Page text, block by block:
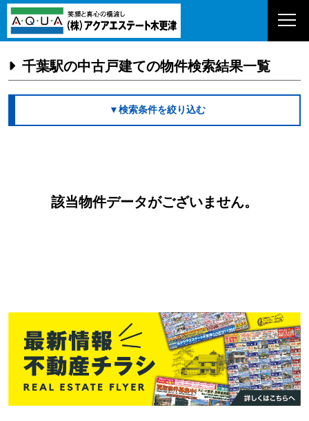
千葉駅の中古戸建ての物件検索結果一覧
▼検索条件を絞り込む
該当物件データがございません。